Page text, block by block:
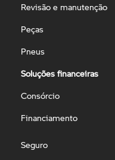
Revisão e manutenção
Peças
Pneus
Soluções financeiras
Consórcio
Financiamento
Seguro